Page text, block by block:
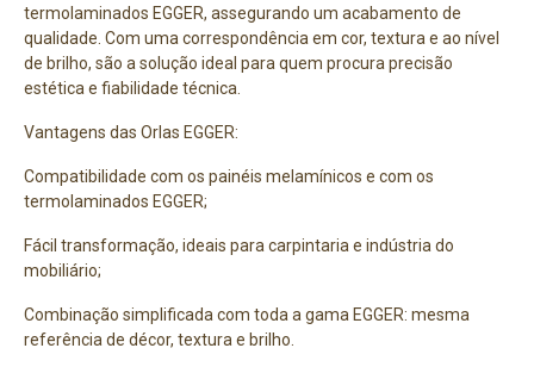
termolaminados EGGER, assegurando um acabamento de
qualidade. Com uma correspondência em cor, textura e ao nível
de brilho, são a solução ideal para quem procura precisão
estética e fiabilidade técnica.
Vantagens das Orlas EGGER:
Compatibilidade com os painéis melamínicos e com os
termolaminados EGGER;
Fácil transformação, ideais para carpintaria e indústria do
mobiliário;
Combinação simplificada com toda a gama EGGER: mesma
referência de décor, textura e brilho.